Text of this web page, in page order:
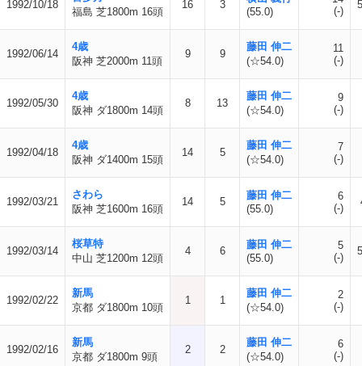
1992/10/18
福島 芝1800m 16頭
16 3
(55.0)
(-)
1992/06/14
4歳
阪神 芝2000m 11頭
9 9
藤田 伸二
(☆54.0)
11
(-)
1992/05/30
4歳
阪神 ダ1800m 14頭
8 13
藤田 伸二
(☆54.0)
9
(-)
1992/04/18
4歳
阪神 ダ1400m 15頭
14 5
藤田 伸二
(☆54.0)
7
(-)
1992/03/21
さわら
阪神 芝1600m 16頭
14 5
藤田 伸二
(55.0)
6
(-)
1992/03/14
桜草特
中山 芝1200m 12頭
4 6
藤田 伸二
(55.0)
5
(-)
1992/02/22
新馬
京都 ダ1800m 10頭
1 1
藤田 伸二
(☆54.0)
2
(-)
1992/02/16
新馬
京都 ダ1800m 9頭
2 2
藤田 伸二
(☆54.0)
6
(-)